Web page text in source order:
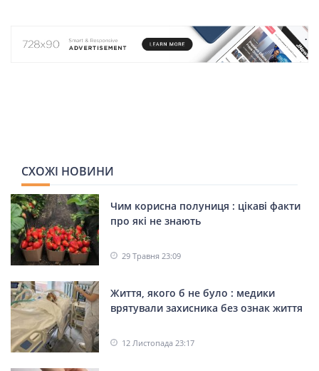
СХОЖІ НОВИНИ
Чим корисна полуниця : цікаві факти
про які не знають
29 Травня 23:09
Життя, якого б не було : медики
врятували захисника без ознак життя
12 Листопада 23:17